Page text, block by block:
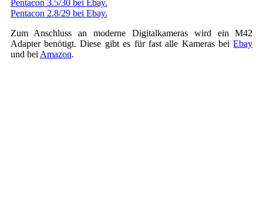
Pentacon 3.5/30 bei Ebay.
Pentacon 2.8/29 bei Ebay.
Zum Anschluss an moderne Digitalkameras wird ein M42
Adapter benötigt. Diese gibt es für fast alle Kameras beiEbay
und bei Amazon.